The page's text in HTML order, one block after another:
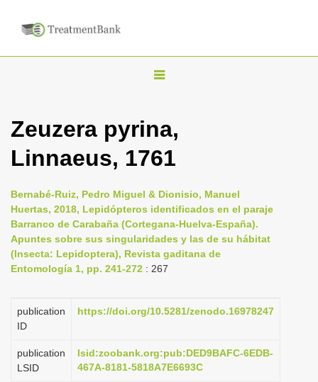
T
g
l
n
a
v
i
g
t
o
n
Zeuzera pyrina,
Linnaeus, 1761
Bernabé-Ruiz, Pedro Miguel & Dionisio, Manuel
Huertas, 2018, Lepidópteros identificados en el paraje
Barranco de Carabaña (Cortegana-Huelva-España).
Apuntes sobre sus singularidades y las de su hábitat
(Insecta: Lepidoptera), Revista gaditana de
Entomología 1, pp. 241-272 : 267
publication
ID
https://doi.org/10.5281/zenodo.16978247
publication
LSID
lsid:zoobank.org:pub:DED9BAFC-6EDB-
467A-8181-5818A7E6693C